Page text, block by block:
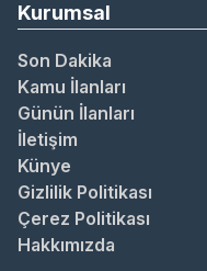
Kurumsal
Son Dakika
Kamu İlanları
Günün İlanları
İletişim
Künye
Gizlilik Politikası
Çerez Politikası
Hakkımızda